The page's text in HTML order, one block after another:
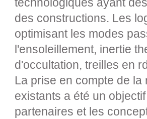
technologiques ayant
des constructions. Les
optimisant les modes
l'ensoleillement, inertie
d'occultation, treilles en
La prise en compte de
existants a été un
partenaires et les